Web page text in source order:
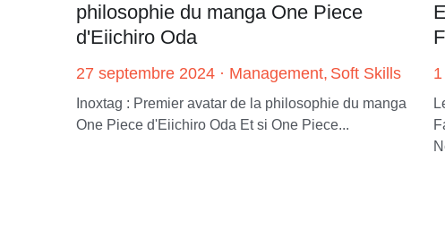
philosophie du manga One Piece
d'Eiichiro Oda
27 septembre 2024· Management, Soft Skills
Inoxtag : Premier avatar de la philosophie du manga
One Piece d'Eiichiro Oda Et si One Piece...